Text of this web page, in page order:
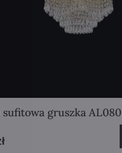
sufitowa gruszka AL080